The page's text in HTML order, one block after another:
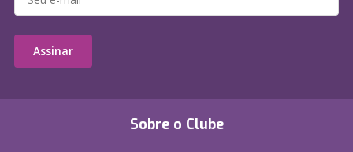
Sobre o Clube
Assinar